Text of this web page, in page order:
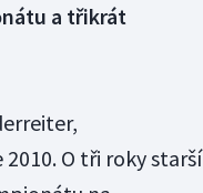
a třikrát
O tři roky starší